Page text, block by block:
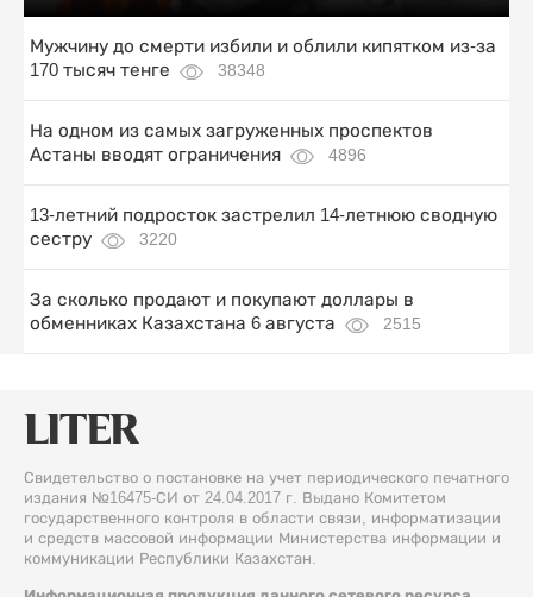
Мужчину до смерти избили и облили кипятком из-за
170 тысяч тенге
38348
На одном из самых загруженных проспектов
Астаны вводят ограничения
4896
13-летний подросток застрелил 14-летнюю сводную
сестру
3220
За сколько продают и покупают доллары в
обменниках Казахстана 6 августа
2515
Свидетельство о постановке на учет периодического печатного
издания №16475-СИ от 24.04.2017 г. Выдано Комитетом
государственного контроля в области связи, информатизации
и средств массовой информации Министерства информации и
коммуникации Республики Казахстан.